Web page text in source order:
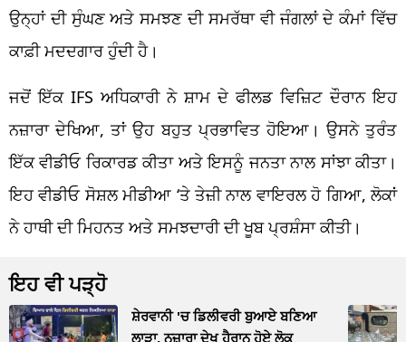
ਉਨ੍ਹਾਂ ਦੀ ਸੁੰਘਣ ਅਤੇ ਸਮਝਣ ਦੀ ਸਮਰੱਥਾ ਵੀ ਜੰਗਲਾਂ ਦੇ ਕੰਮਾਂ ਵਿੱਚ
ਕਾਫ਼ੀ ਮਦਦਗਾਰ ਹੁੰਦੀ ਹੈ।
ਜਦੋਂ ਇੱਕ IFS ਅਧਿਕਾਰੀ ਨੇ ਸ਼ਾਮ ਦੇ ਫੀਲਡ ਵਿਜ਼ਿਟ ਦੌਰਾਨ ਇਹ
ਨਜ਼ਾਰਾ ਦੇਖਿਆ, ਤਾਂ ਉਹ ਬਹੁਤ ਪ੍ਰਭਾਵਿਤ ਹੋਇਆ। ਉਸਨੇ ਤੁਰੰਤ
ਇੱਕ ਵੀਡੀਓ ਰਿਕਾਰਡ ਕੀਤਾ ਅਤੇ ਇਸਨੂੰ ਜਨਤਾ ਨਾਲ ਸਾਂਝਾ ਕੀਤਾ।
ਇਹ ਵੀਡੀਓ ਸੋਸ਼ਲ ਮੀਡੀਆ ‘ਤੇ ਤੇਜ਼ੀ ਨਾਲ ਵਾਇਰਲ ਹੋ ਗਿਆ, ਲੋਕਾਂ
ਨੇ ਹਾਥੀ ਦੀ ਮਿਹਨਤ ਅਤੇ ਸਮਝਦਾਰੀ ਦੀ ਖੂਬ ਪ੍ਰਸ਼ੰਸਾ ਕੀਤੀ।
ਇਹ ਵੀ ਪੜ੍ਹੋ
ਸ਼ੇਰਵਾਨੀ 'ਚ ਡਿਲੀਵਰੀ ਬੁਆਏ ਬਣਿਆ
ਲਾੜਾ, ਨਜ਼ਾਰਾ ਦੇਖ ਹੈਰਾਨ ਹੋਏ ਲੋਕ